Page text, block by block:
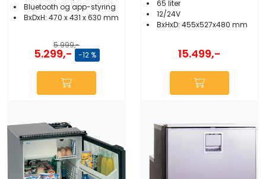
Bluetooth og app-styring
BxDxH: 470 x 431 x 630 mm
5.999,-
5.299,- -12 %
65 liter
12/24V
BxHxD: 455x527x480 mm
15.499,-